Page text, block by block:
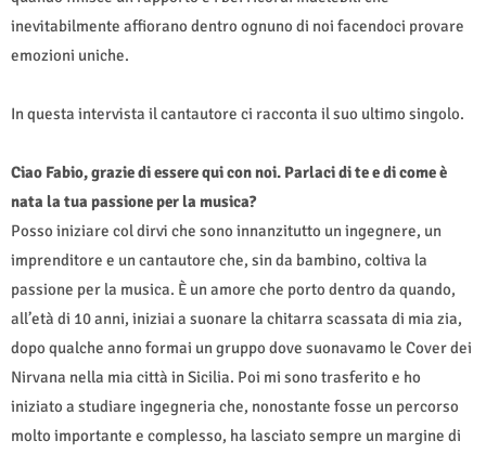
inevitabilmente affiorano dentro ognuno di noi facendoci provare
emozioni uniche.
In questa intervista il cantautore ci racconta il suo ultimo singolo.
Ciao Fabio, grazie di essere qui con noi. Parlaci di te e di come è
nata la tua passione per la musica?
Posso iniziare col dirvi che sono innanzitutto un ingegnere, un
imprenditore e un cantautore che, sin da bambino, coltiva la
passione per la musica. È un amore che porto dentro da quando,
all’età di 10 anni, iniziai a suonare la chitarra scassata di mia zia,
dopo qualche anno formai un gruppo dove suonavamo le Cover dei
Nirvana nella mia città in Sicilia. Poi mi sono trasferito e ho
iniziato a studiare ingegneria che, nonostante fosse un percorso
molto importante e complesso, ha lasciato sempre un margine di